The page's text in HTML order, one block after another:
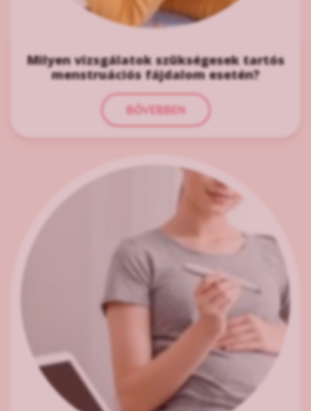
Milyen vizsgálatok szükségesek tartós
menstruációs fájdalom esetén?
BŐVEBBEN